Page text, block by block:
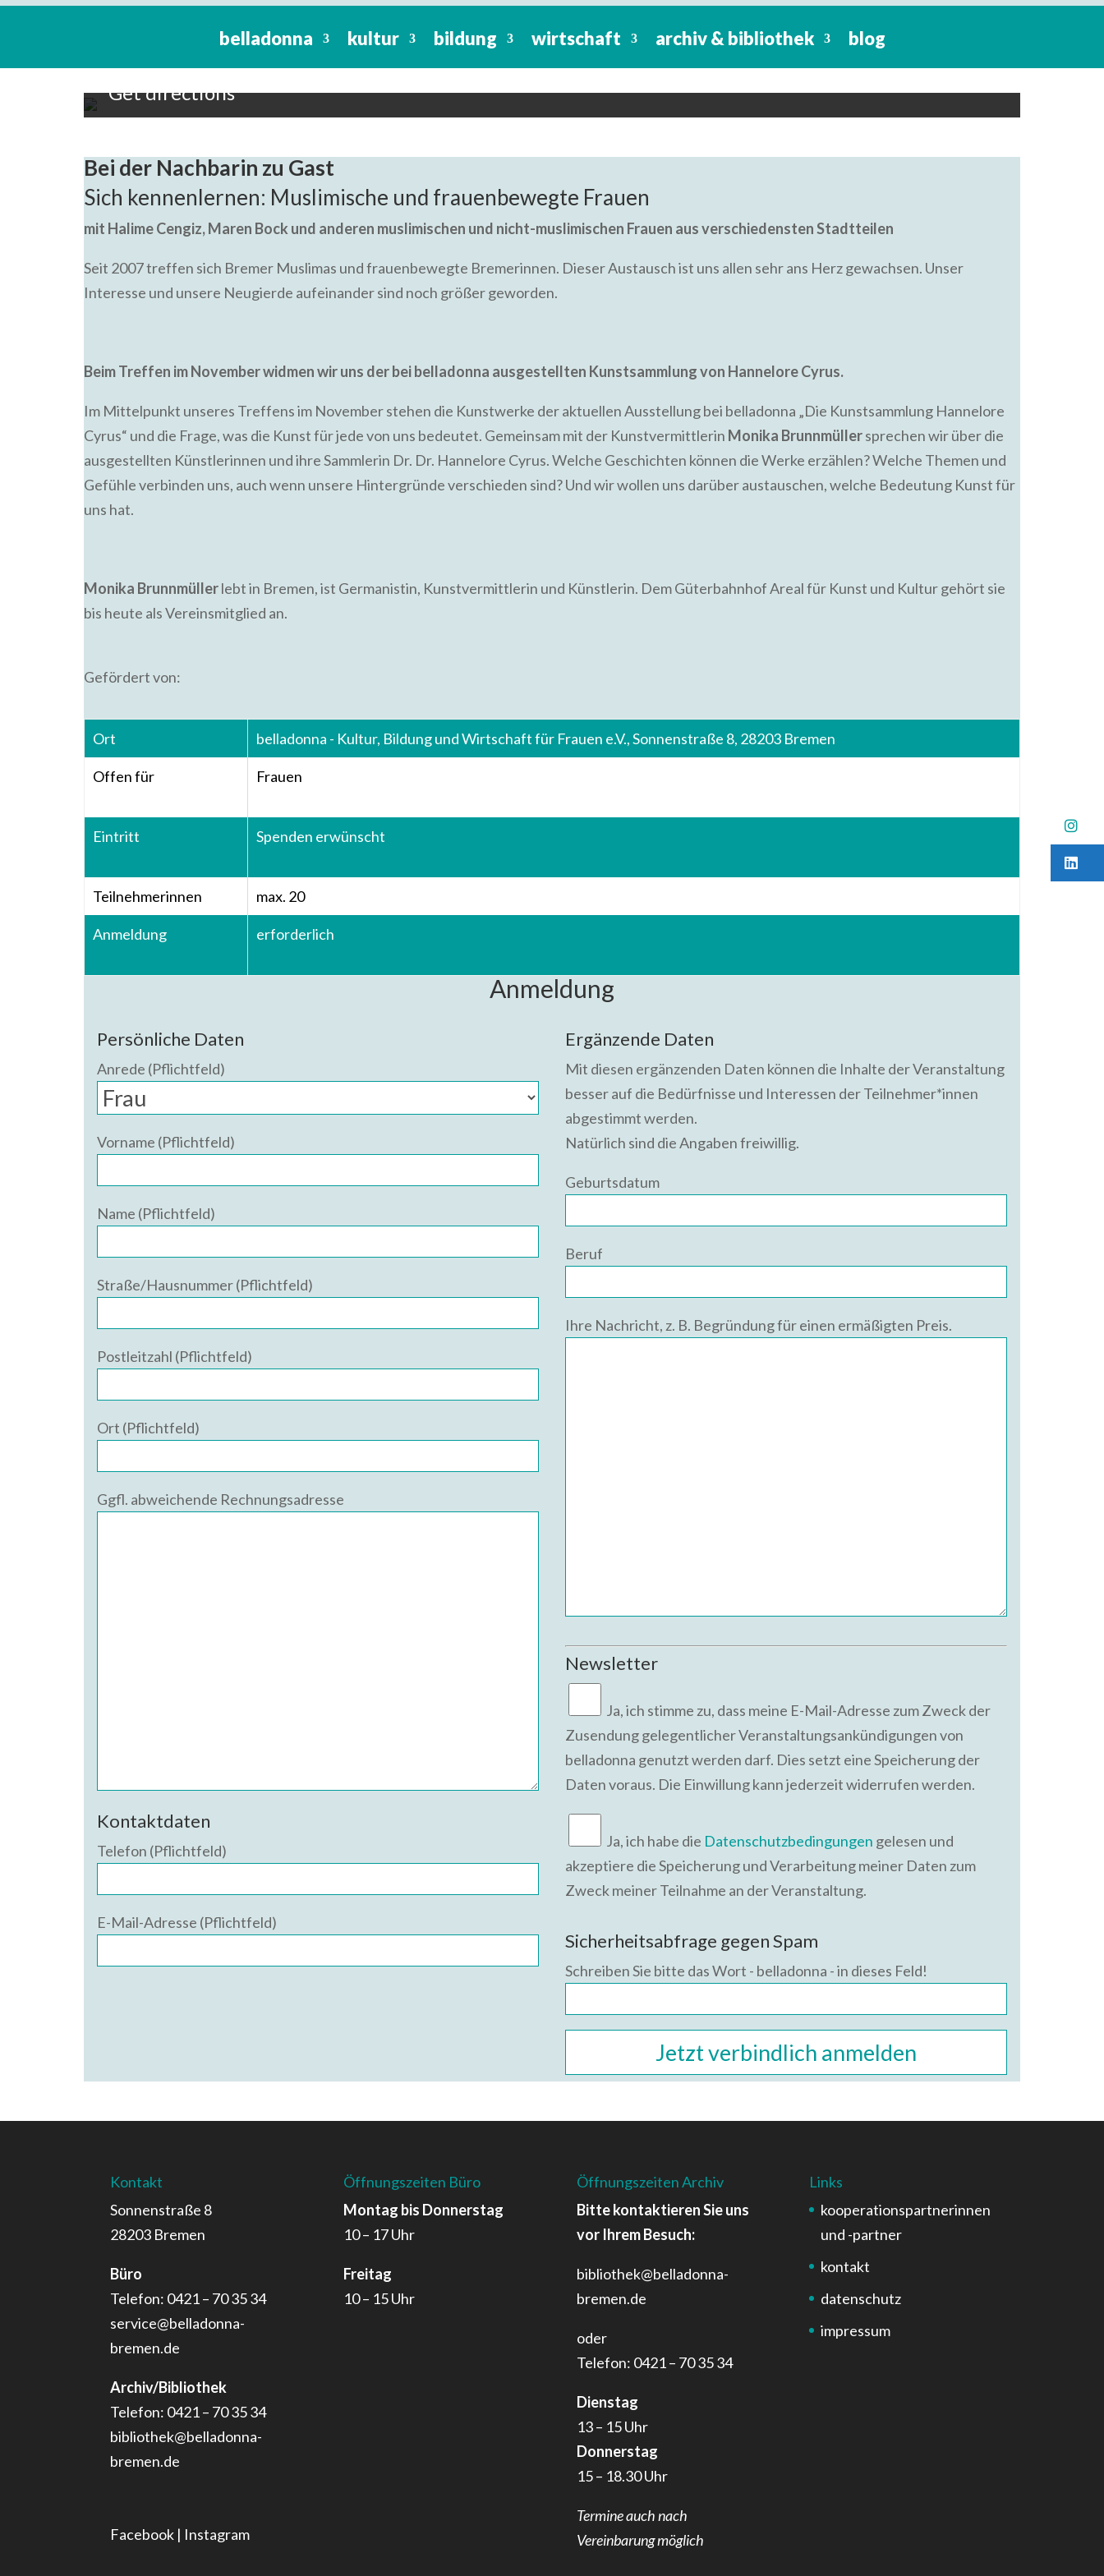
belladonna kultur bildung wirtschaft archiv & bibliothek blog
18:00 To 20:00 -6. November 2025
belladonna - Kultur, Bildung und Wirtschaft für Frauen e.V., Sonnenstraße 8, 28203 Bremen
Get directions
Bei der Nachbarin zu Gast
Sich kennenlernen: Muslimische und frauenbewegte Frauen
mit Halime Cengiz, Maren Bock und anderen muslimischen und nicht-muslimischen Frauen aus verschiedensten Stadtteilen
Seit 2007 treffen sich Bremer Muslimas und frauenbewegte Bremerinnen. Dieser Austausch ist uns allen sehr ans Herz gewachsen. Unser
Interesse und unsere Neugierde aufeinander sind noch größer geworden.
Beim Treffen im November widmen wir uns der bei belladonna ausgestellten Kunstsammlung von Hannelore Cyrus.
Im Mittelpunkt unseres Treffens im November stehen die Kunstwerke der aktuellen Ausstellung bei belladonna „Die Kunstsammlung Hannelore
Cyrus“ und die Frage, was die Kunst für jede von uns bedeutet. Gemeinsam mit der Kunstvermittlerin Monika Brunnmüllersprechen wir über die
ausgestellten Künstlerinnen und ihre Sammlerin Dr. Dr. Hannelore Cyrus. Welche Geschichten können die Werke erzählen? Welche Themen und
Gefühle verbinden uns, auch wenn unsere Hintergründe verschieden sind? Und wir wollen uns darüber austauschen, welche Bedeutung Kunst für
uns hat.
Monika Brunnmüllerlebt in Bremen, ist Germanistin, Kunstvermittlerin und Künstlerin. Dem Güterbahnhof Areal für Kunst und Kultur gehört sie
bis heute als Vereinsmitglied an.
Gefördert von:
Ort belladonna - Kultur, Bildung und Wirtschaft für Frauen e.V., Sonnenstraße 8, 28203 Bremen
Offen für Frauen
Eintritt Spenden erwünscht
Teilnehmerinnen max. 20
Anmeldung erforderlich
Anmeldung
Persönliche Daten
Anrede (Pflichtfeld)
Vorname (Pflichtfeld)
Name (Pflichtfeld)
Straße/Hausnummer (Pflichtfeld)
Postleitzahl (Pflichtfeld)
Ort (Pflichtfeld)
Ggfl. abweichende Rechnungsadresse
Kontaktdaten
Telefon (Pflichtfeld)
E-Mail-Adresse (Pflichtfeld)
Ergänzende Daten
Mit diesen ergänzenden Daten können die Inhalte der Veranstaltung
besser auf die Bedürfnisse und Interessen der Teilnehmer*innen
abgestimmt werden.
Natürlich sind die Angaben freiwillig.
Geburtsdatum
Beruf
Ihre Nachricht, z. B. Begründung für einen ermäßigten Preis.
Newsletter
Ja,ich stimme zu, dass meine E-Mail-Adresse zum Zweck der
Zusendung gelegentlicher Veranstaltungsankündigungen von
belladonna genutzt werden darf. Dies setzt eine Speicherung der
Daten voraus. Die Einwillung kann jederzeit widerrufen werden.
Ja, ich habe die Datenschutzbedingungen gelesen und
akzeptiere die Speicherung und Verarbeitung meiner Daten zum
Zweck meiner Teilnahme an der Veranstaltung.
Sicherheitsabfrage gegen Spam
Schreiben Sie bitte das Wort - belladonna - in dieses Feld!
Kontakt
Sonnenstraße 8
28203 Bremen
Büro
Telefon: 0421 – 70 35 34
service@belladonna-
bremen.de
Archiv/Bibliothek
Telefon: 0421 – 70 35 34
bibliothek@belladonna-
bremen.de
Facebook | Instagram
Öffnungszeiten Büro
Montag bis Donnerstag
10 – 17 Uhr
Freitag
10 – 15 Uhr
Öffnungszeiten Archiv
Bitte kontaktieren Sie uns
vor Ihrem Besuch:
bibliothek@belladonna-
bremen.de
oder
Telefon: 0421 – 70 35 34
Dienstag
13 – 15 Uhr
Donnerstag
15 – 18.30 Uhr
Termine auch nach
Vereinbarung möglich
Links
kooperationspartnerinnen
und -partner
kontakt
datenschutz
impressum